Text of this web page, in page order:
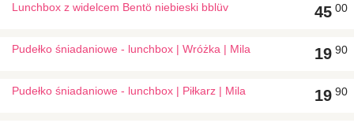
Lunchbox z widelcem Bentö niebieski bblüv 45 00
Pudełko śniadaniowe - lunchbox | Wróżka | Mila 19 90
Pudełko śniadaniowe - lunchbox | Piłkarz | Mila 19 90